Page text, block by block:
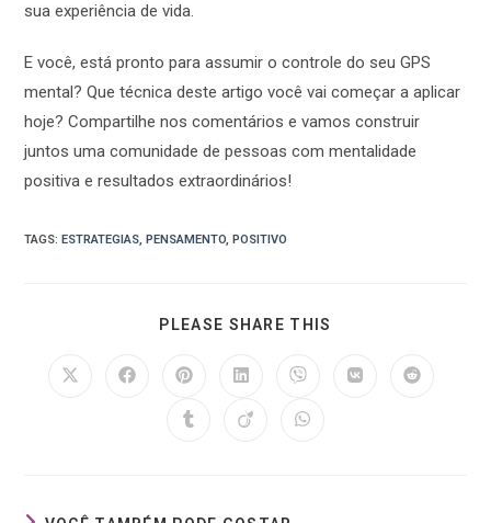
sua experiência de vida.
E você, está pronto para assumir o controle do seu GPS
mental? Que técnica deste artigo você vai começar a aplicar
hoje? Compartilhe nos comentários e vamos construir
juntos uma comunidade de pessoas com mentalidade
positiva e resultados extraordinários!
TAGS:ESTRATEGIAS, PENSAMENTO, POSITIVO
PLEASE SHARE THIS